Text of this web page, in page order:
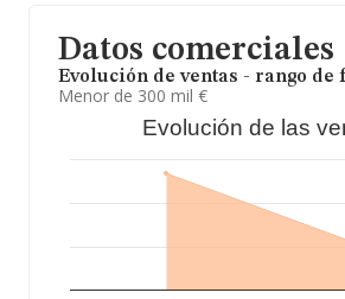
Datos comerciales
Evolución de ventas - rango de
Menor de 300 mil €
Evolución de las